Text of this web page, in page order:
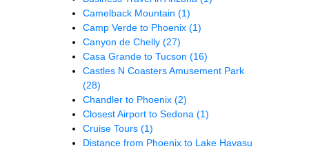
Camelback Mountain (1)
Camp Verde to Phoenix (1)
Canyon de Chelly (27)
Casa Grande to Tucson (16)
Castles N Coasters Amusement Park
(28)
Chandler to Phoenix (2)
Closest Airport to Sedona (1)
Cruise Tours (1)
Distance from Phoenix to Lake Havasu